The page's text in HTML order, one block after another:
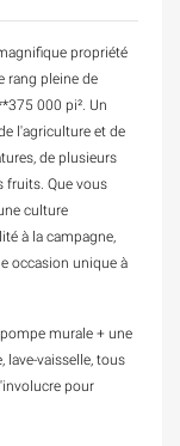
propriété
rang pleine de
000 pi². Un
l'agriculture et de
de plusieurs
fruits. Que vous
culture
à la campagne,
occasion unique à
murale + une
lave-vaisselle, tous
pour